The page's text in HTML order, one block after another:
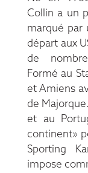
Collin a un
marqué par
départ aux
de
Formé au
et Amiens
de
et au
continent»
Sporting
impose